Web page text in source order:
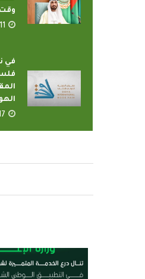
في
بمدينة الإنتاج...